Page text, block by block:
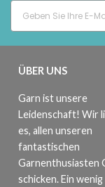
ÜBER UNS
Garn ist unsere
Leidenschaft! Wir
es, allen unseren
fantastischen
Garnenthusiasten
schicken. Ein wenig